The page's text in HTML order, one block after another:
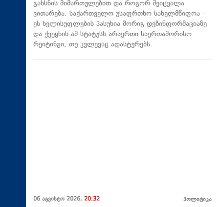
გახსნის მიმართულებით და როგორ შეიცვალა
ვითარება. საქართველო უსაფრთხო სახელმწიფოა -
ეს ხელისუფლების პასუხია მორიგ დეზინფორმაციაზე
და ქვეყნის ამ სტატუსს არაერთი საერთაშორისო
რეიტინგი, თუ კვლევაც ადასტურებს.
06 აგვისტო 2026, 20:32 პოლიტიკა